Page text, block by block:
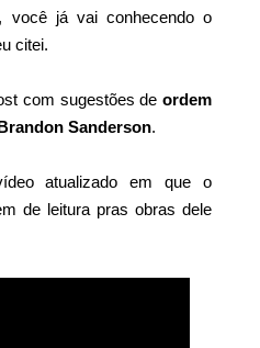
você já vai conhecendo o
citei.
com sugestões de ordem
Sanderson.
atualizado em que o
de leitura pras obras dele